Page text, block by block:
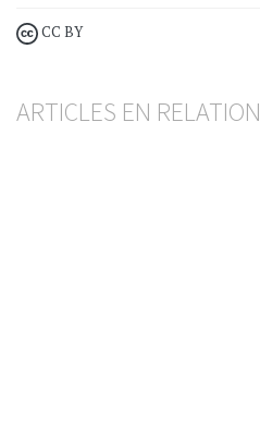
CC BY
ARTICLES EN RELATION